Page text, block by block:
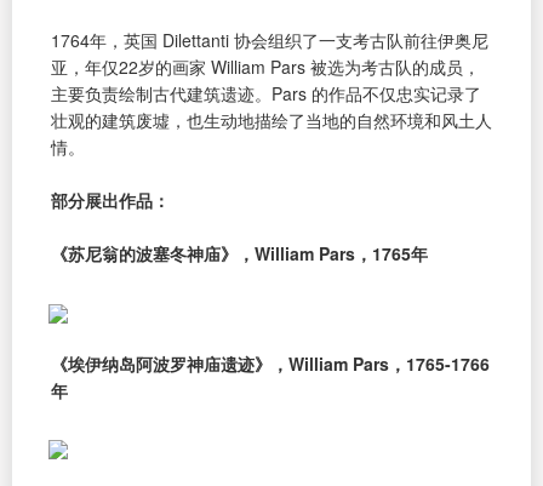
1764年，英国 Dilettanti 协会组织了一支考古队前往伊奥尼
亚，年仅22岁的画家 William Pars 被选为考古队的成员，
主要负责绘制古代建筑遗迹。Pars 的作品不仅忠实记录了
壮观的建筑废墟，也生动地描绘了当地的自然环境和风土人
情。
部分展出作品：
《苏尼翁的波塞冬神庙》，William Pars，1765年
《埃伊纳岛阿波罗神庙遗迹》，William Pars，1765-1766
年